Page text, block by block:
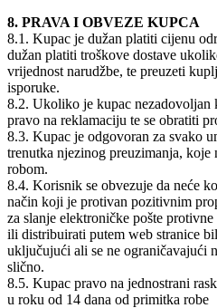
8. PRAVA I OBVEZE KUPCA
8.1. Kupac je dužan platiti cijenu
dužan platiti troškove dostave
vrijednost narudžbe, te preuzeti
isporuke.
8.2. Ukoliko je kupac nezadovoljan
pravo na reklamaciju te se obratiti
8.3. Kupac je odgovoran za svako
trenutka njezinog preuzimanja, koje
robom.
8.4. Korisnik se obvezuje da neće
način koji je protivan pozitivnim
za slanje elektroničke pošte
ili distribuirati putem web stranice
uključujući ali se ne ograničavajući
slično.
8.5. Kupac pravo na jednostrani
u roku od 14 dana od primitka robe